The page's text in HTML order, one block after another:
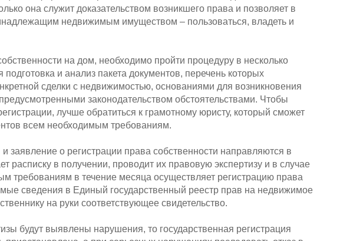
она служит доказательством возникшего права и позволяет в
недвижимым имуществом – пользоваться, владеть и
на дом, необходимо пройти процедуру в несколько
и анализ пакета документов, перечень которых
сделки с недвижимостью, основаниями для возникновения
законодательством обстоятельствами. Чтобы
лучше обратиться к грамотному юристу, который сможет
всем необходимым требованиям.
заявление о регистрации права собственности направляются в
расписку в получении, проводит их правовую экспертизу и в случае
требованиям в течение месяца осуществляет регистрацию права
сведения в Единый государственный реестр прав на недвижимое
на руки соответствующее свидетельство.
будут выявлены нарушения, то государственная регистрация